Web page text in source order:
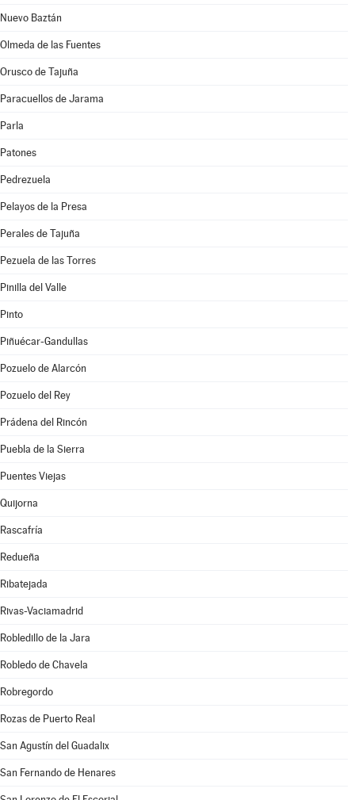
Nuevo Baztán
Olmeda de las Fuentes
Orusco de Tajuña
Paracuellos de Jarama
Parla
Patones
Pedrezuela
Pelayos de la Presa
Perales de Tajuña
Pezuela de las Torres
Pinilla del Valle
Pinto
Piñuécar-Gandullas
Pozuelo de Alarcón
Pozuelo del Rey
Prádena del Rincón
Puebla de la Sierra
Puentes Viejas
Quijorna
Rascafría
Redueña
Ribatejada
Rivas-Vaciamadrid
Robledillo de la Jara
Robledo de Chavela
Robregordo
Rozas de Puerto Real
San Agustín del Guadalix
San Fernando de Henares